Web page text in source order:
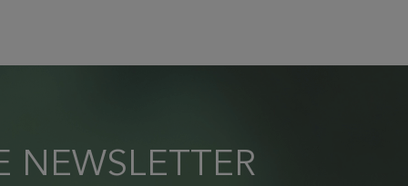
NEWSLETTER